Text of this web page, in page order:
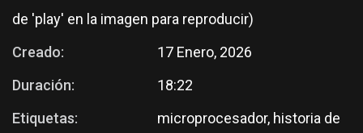
de 'play' en la imagen para reproducir)
Creado:
17 Enero, 2026
Duración:
18:22
Etiquetas:
microprocesador, historia de